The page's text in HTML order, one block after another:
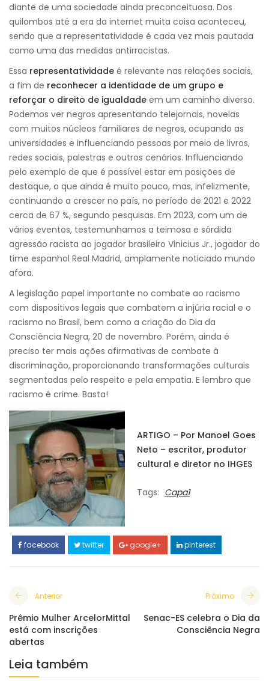
diante de uma sociedade ainda preconceituosa. Dos
quilombos até a era da internet muita coisa aconteceu,
sendo que a representatividade é cada vez mais pautada
como uma das medidas antirracistas.
Essa representatividade é relevante nas relações sociais,
a fim de reconhecer a identidade de um grupo e
reforçar o direito de igualdade em um caminho diverso.
Podemos ver negros apresentando telejornais, novelas
com muitos núcleos familiares de negros, ocupando as
universidades e influenciando pessoas por meio de livros,
redes sociais, palestras e outros cenários. Influenciando
pelo exemplo de que é possível estar em posições de
destaque, o que ainda é muito pouco, mas, infelizmente,
continuando a crescer no país, no período de 2021 e 2022
cerca de 67 %, segundo pesquisas. Em 2023, com um de
vários eventos, testemunhamos a teimosa e sórdida
agressão racista ao jogador brasileiro Vinicius Jr., jogador do
time espanhol Real Madrid, amplamente noticiado mundo
afora.
A legislação papel importante no combate ao racismo
com dispositivos legais que combatem a injúria racial e o
racismo no Brasil, bem como a criação do Dia da
Consciência Negra, 20 de novembro. Porém, ainda é
preciso ter mais ações afirmativas de combate à
discriminação, proporcionando transformações culturais
segmentadas pelo respeito e pela empatia. E lembro que
racismo é crime. Basta!
ARTIGO – Por Manoel Goes
Neto – escritor, produtor
cultural e diretor no IHGES
Tags: Capa1
facebook twitter google+ pinterest
Anterior
Prêmio Mulher ArcelorMittal
está com inscrições
abertas
Próximo
Senac-ES celebra o Dia da
Consciência Negra
Leia também